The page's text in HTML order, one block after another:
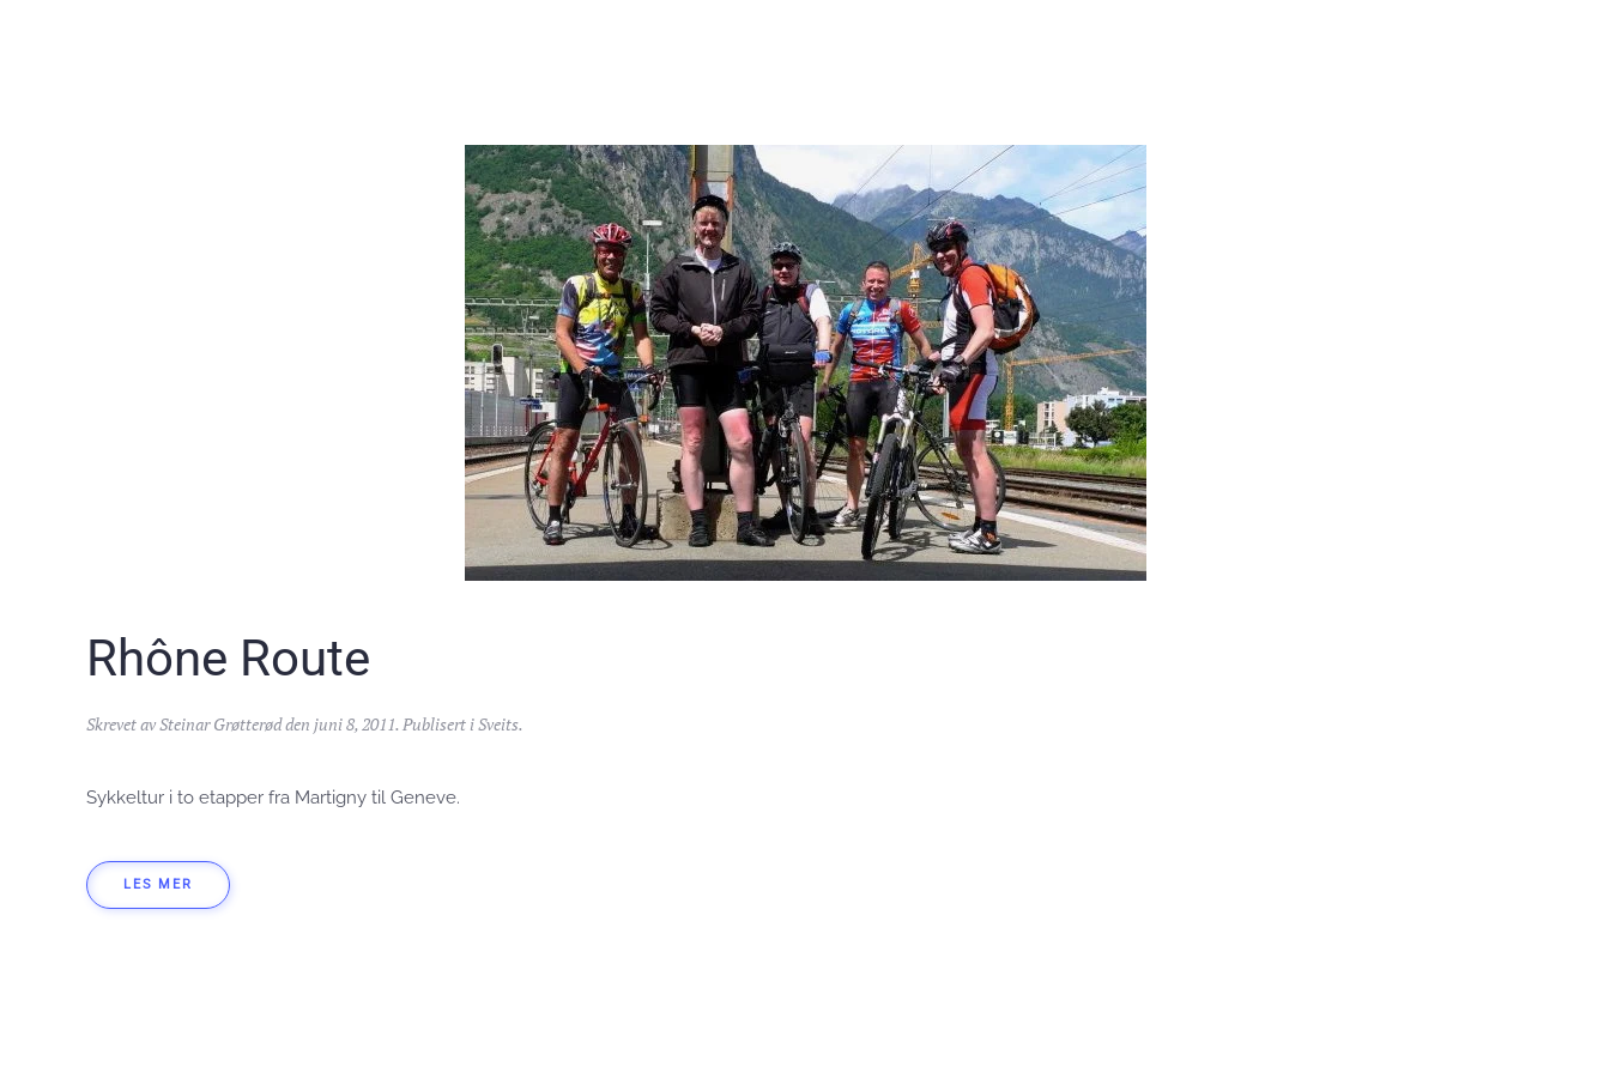
Rhône Route
Skrevet avSteinar Grøtterødden juni 8, 2011. Publisert iSveits.
Sykkeltur i to etapper fra Martigny til Geneve.
LES MER